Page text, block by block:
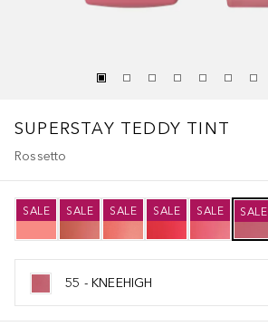
SUPERSTAY TEDDY TINT
Rossetto
SALE SALE SALE SALE SALE SALE
55 - KNEEHIGH